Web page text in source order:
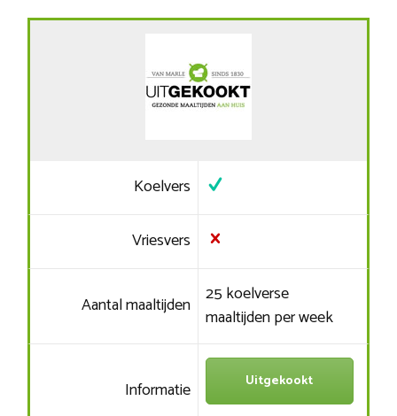
Koelvers
Vriesvers
Aantal maaltijden 25 koelverse
maaltijden per week
Informatie Uitgekookt